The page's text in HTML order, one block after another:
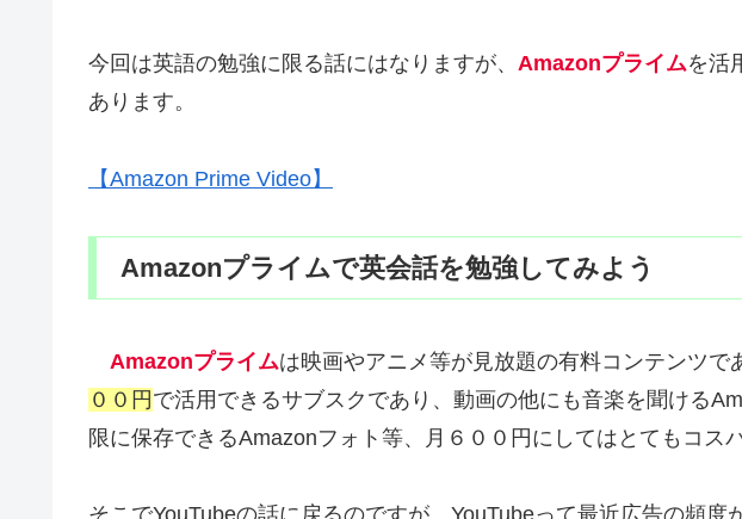
今回は英語の勉強に限る話にはなりますが、 Amazonプライムを活
あります。
【Amazon Prime Video】
Amazonプライムで英会話を勉強してみよう
Amazonプライムは映画やアニメ等が見放題の有料コンテンツで
００円で活用できるサブスクであり、動画の他にも音楽を聞ける
限に保存できるAmazonフォト等、月６００円にしてはとてもコス
そこでYouTubeの話に戻るのですが、YouTubeって最近広告の頻度